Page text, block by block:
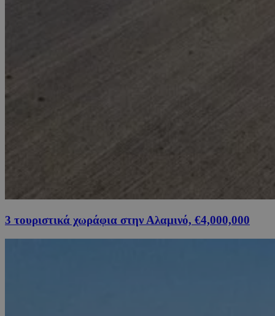
3 τουριστικά χωράφια στην Αλαμινό, €4,000,000